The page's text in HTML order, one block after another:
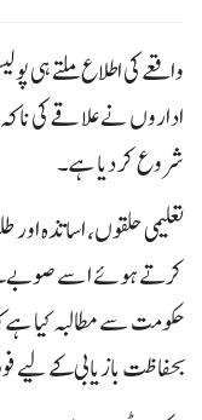
واقعے کی اطلاع ملتے ہی
اداروں نے علاقے کی
شروع کر دیا ہے۔
تعلیمی حلقوں، اساتذہ
کرتے ہوئے اسے صوبے کے
حکومت سے مطالبہ کیا ہے
بحفاظت بازیابی کے لیے